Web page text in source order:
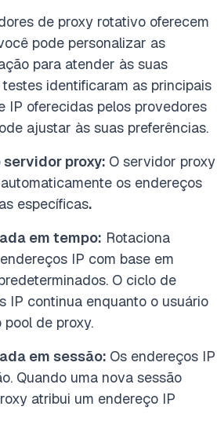
de proxy rotativo oferecem
pode personalizar as
para atender às suas
identificaram as principais
IP oferecidas pelos provedores
ajustar às suas preferências.
proxy: O servidor proxy
os endereços
específicas.
em tempo: Rotaciona
IP com base em
O ciclo de
IP continua enquanto o usuário
de proxy.
em sessão: Os endereços IP
Quando uma nova sessão
atribui um endereço IP